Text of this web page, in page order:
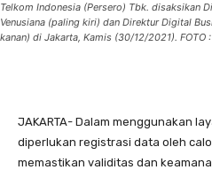
Telkom Indonesia (Persero) Tbk. disaksikan
Venusiana (paling kiri) dan Direktur Digital
kanan) di Jakarta, Kamis (30/12/2021). FOTO :
JAKARTA- Dalam menggunakan
diperlukan registrasi data oleh
memastikan validitas dan